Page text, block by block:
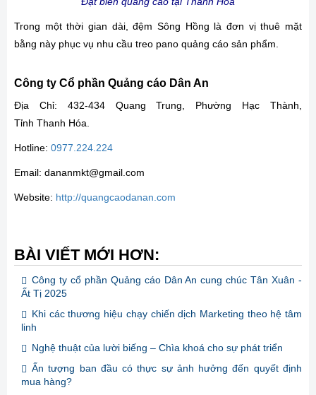
Trong một thời gian dài, đệm Sông Hồng là đơn vị thuê mặt
bằng này phục vụ nhu cầu treo pano quảng cáo sản phẩm.
Công ty Cổ phần Quảng cáo Dân An
Địa Chỉ: 432-434 Quang Trung, Phường Hạc Thành,
Tỉnh Thanh Hóa.
Hotline: 0977.224.224
Email: dananmkt@gmail.com
Website: http://quangcaodanan.com
BÀI VIẾT MỚI HƠN:
Công ty cổ phần Quảng cáo Dân An cung chúc Tân Xuân -
Ất Tị 2025
Khi các thương hiệu chạy chiến dịch Marketing theo hệ tâm
linh
Nghệ thuật của lười biếng – Chìa khoá cho sự phát triển
Ấn tượng ban đầu có thực sự ảnh hưởng đến quyết định
mua hàng?